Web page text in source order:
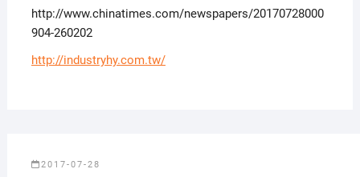
http://www.chinatimes.com/newspapers/20170728000
904-260202
http://industryhy.com.tw/
2017-07-28